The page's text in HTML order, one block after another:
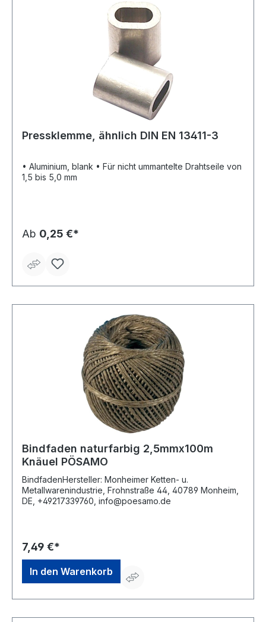
Pressklemme, ähnlich DIN EN 13411-3
• Aluminium, blank • Für nicht ummantelte Drahtseile von
1,5 bis 5,0 mm
Ab 0,25 €*
Bindfaden naturfarbig 2,5mmx100m
Knäuel PÖSAMO
BindfadenHersteller: Monheimer Ketten- u.
Metallwarenindustrie, Frohnstraße 44, 40789 Monheim,
DE, +49217339760, info@poesamo.de
7,49 €*
In den Warenkorb